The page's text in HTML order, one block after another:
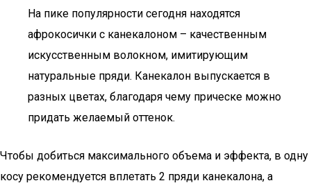
На пике популярности сегодня находятся
афрокосички с канекалоном – качественным
искусственным волокном, имитирующим
натуральные пряди. Канекалон выпускается в
разных цветах, благодаря чему прическе можно
придать желаемый оттенок.
Чтобы добиться максимального объема и эффекта, в одну
косу рекомендуется вплетать 2 пряди канекалона, а